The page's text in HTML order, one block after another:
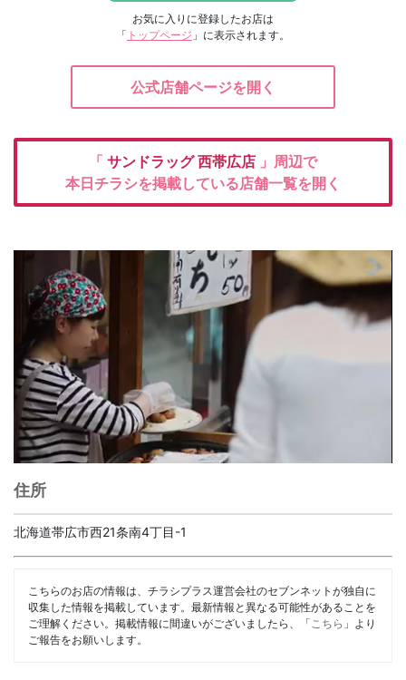
お気に入りに登録したお店は
「 トップページ 」に表示されます。
公式店舗ページを開く
「 サンドラッグ西帯広店 」周辺で
本日チラシを掲載している店舗一覧を開く
住所
北海道帯広市西21条南4丁目-1
こちらのお店の情報は、チラシプラス運営会社のセブンネットが独自に
収集した情報を掲載しています。最新情報と異なる可能性があることを
ご理解ください。掲載情報に間違いがございましたら、「 こちら 」より
ご報告をお願いします。